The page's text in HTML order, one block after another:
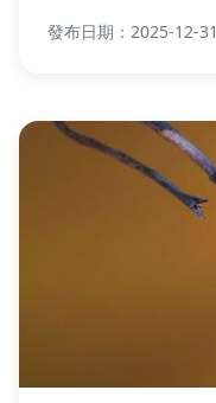
發布日期：2025-12-31